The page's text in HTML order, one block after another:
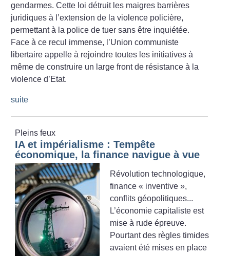
gendarmes. Cette loi détruit les maigres barrières
juridiques à l’extension de la violence policière,
permettant à la police de tuer sans être inquiétée.
Face à ce recul immense, l’Union communiste
libertaire appelle à rejoindre toutes les initiatives à
même de construire un large front de résistance à la
violence d’Etat.
suite
Pleins feux
IA et impérialisme : Tempête
économique, la finance navigue à vue
Révolution technologique,
finance « inventive »,
conflits géopolitiques...
L’économie capitaliste est
mise à rude épreuve.
Pourtant des règles timides
avaient été mises en place